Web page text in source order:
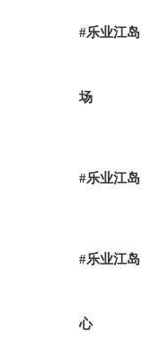
#乐业江
场
#乐业江
#乐业江
心